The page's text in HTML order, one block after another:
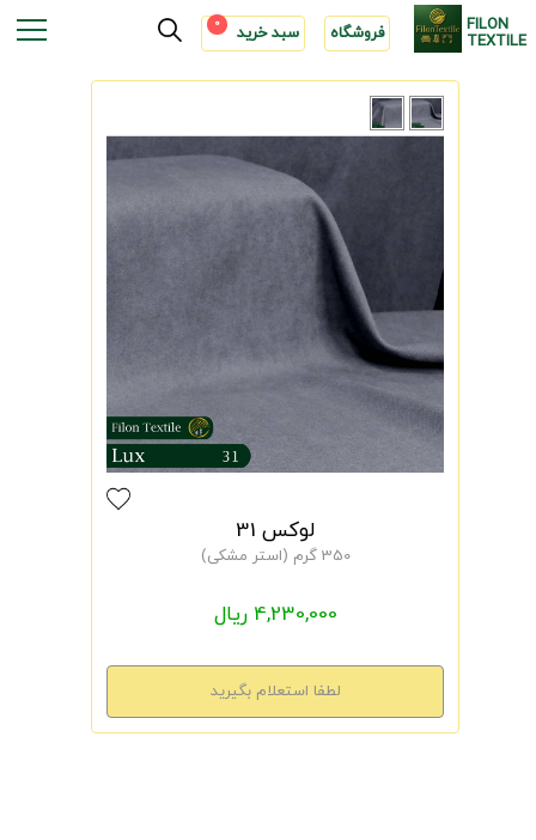
FILON
TEXTILE فروشگاه سبد خرید 0
لوکس 31
350 گرم (استر مشکی)
4,230,000 ریال